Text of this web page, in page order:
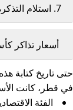
7. استلام التذكرة الإلكترونية عبر البريد الإلكتروني أو تطبيق البطولة.
أسعار تذاكر كأس
حتى تاريخ كتابة
في قطر، كانت
الفئة الاقتصادية: من 25